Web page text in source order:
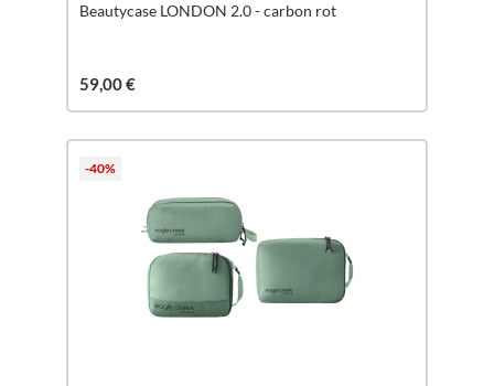
Beautycase LONDON 2.0 - carbon rot
59,00 €
-40%